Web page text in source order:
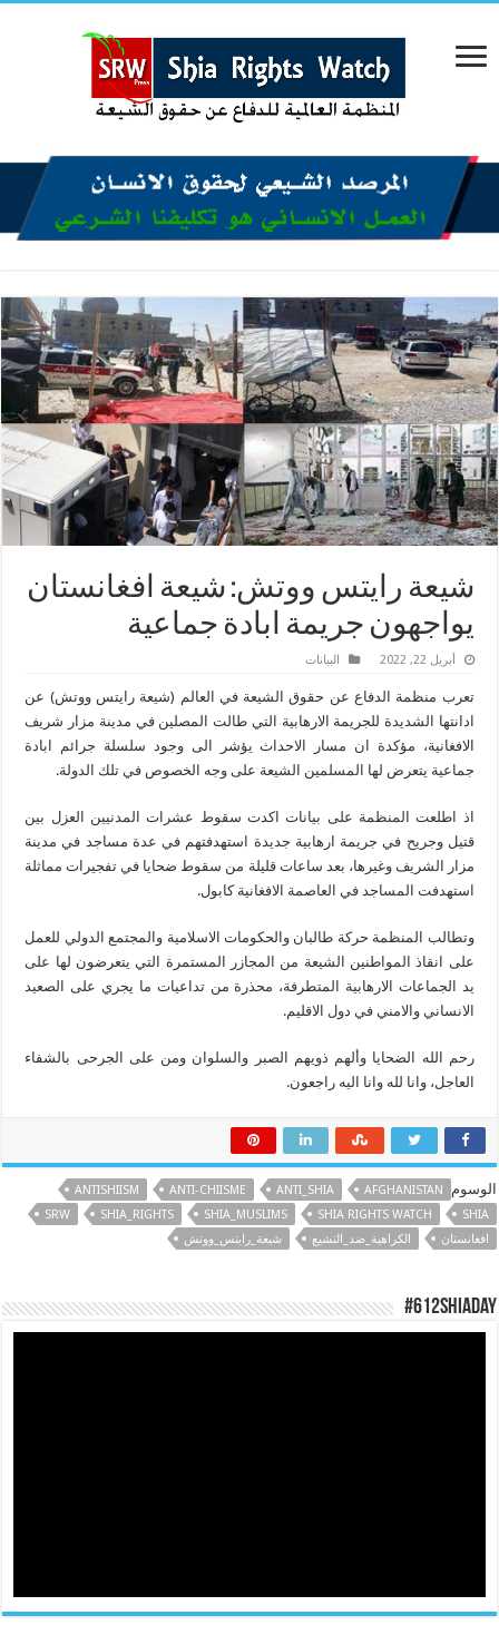
شيعة رايتس ووتش: شيعة افغانستان
يواجهون جريمة ابادة جماعية
أبريل 22, 2022 البیانات
تعرب منظمة الدفاع عن حقوق الشيعة في العالم (شيعة رايتس ووتش) عن
ادانتها الشديدة للجريمة الارهابية التي طالت المصلين في مدينة مزار شريف
الافغانية، مؤكدة ان مسار الاحداث يؤشر الى وجود سلسلة جرائم ابادة
جماعية يتعرض لها المسلمين الشيعة على وجه الخصوص في تلك الدولة.
اذ اطلعت المنظمة على بيانات اكدت سقوط عشرات المدنيين العزل بين
قتيل وجريح في جريمة ارهابية جديدة استهدفتهم في عدة مساجد في مدينة
مزار الشريف وغيرها، بعد ساعات قليلة من سقوط ضحايا في تفجيرات مماثلة
استهدفت المساجد في العاصمة الافغانية كابول.
وتطالب المنظمة حركة طالبان والحكومات الاسلامية والمجتمع الدولي للعمل
على انقاذ المواطنين الشيعة من المجازر المستمرة التي يتعرضون لها على
يد الجماعات الارهابية المتطرفة، محذرة من تداعيات ما يجري على الصعيد
الانساني والامني في دول الاقليم.
رحم الله الضحايا وألهم ذويهم الصبر والسلوان ومن على الجرحى بالشفاء
العاجل، وانا لله وانا اليه راجعون.
الوسوم AFGHANISTAN
ANTI_SHIA
ANTI-CHIISME
ANTISHIISM
SHIA
SHIA RIGHTS WATCH
SHIA_MUSLIMS
SHIA_RIGHTS
SRW
افغانستان
الكراهية_ضد_التشيع شيعة_رايتس_ووتش
#612ShiaDay